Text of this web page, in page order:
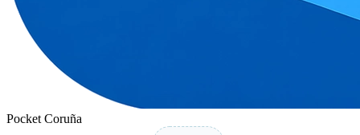
Pocket Coruña